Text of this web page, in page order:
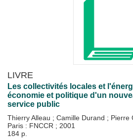
LIVRE
Les collectivités locales et
économie et politique d'un
service public
Thierry Alleau ; Camille Durand ; Pierre
Paris : FNCCR ; 2001
184 p.